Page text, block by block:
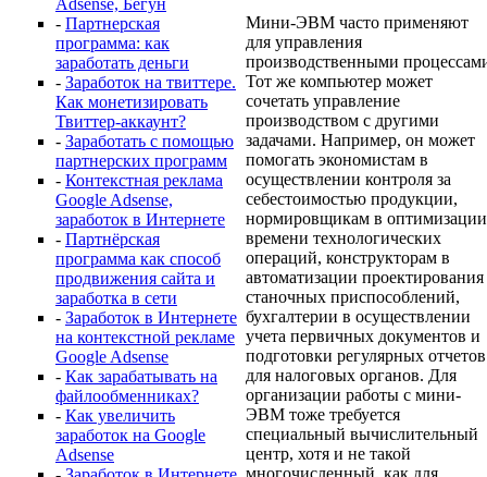
Adsense, Бегун
- Партнерская
программа: как
заработать деньги
- Заработок на твиттере.
Как монетизировать
Твиттер-аккаунт?
- Заработать с помощью
партнерских программ
- Контекстная реклама
Google Adsense,
заработок в Интернете
- Партнёрская
программа как способ
продвижения сайта и
заработка в сети
- Заработок в Интернете
на контекстной рекламе
Google Adsense
- Как зарабатывать на
файлообменниках?
- Как увеличить
заработок на Google
Adsense
Мини-ЭВМ часто применяют
для управления
производственными
Тот же компьютер может
сочетать управление
производством с другими
задачами. Например, он может
помогать экономистам в
осуществлении контроля за
себестоимостью продукции,
нормировщикам в оптимизации
времени технологических
операций, конструкторам в
автоматизации проектирования
станочных приспособлений,
бухгалтерии в осуществлении
учета первичных документов и
подготовки регулярных отчетов
для налоговых органов. Для
организации работы с мини-
ЭВМ тоже требуется
специальный вычислительный
центр, хотя и не такой